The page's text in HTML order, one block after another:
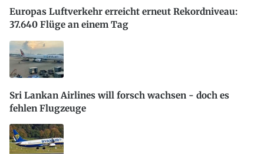
Europas Luftverkehr erreicht erneut Rekordniveau:
37.640 Flüge an einem Tag
Sri Lankan Airlines will forsch wachsen - doch es
fehlen Flugzeuge